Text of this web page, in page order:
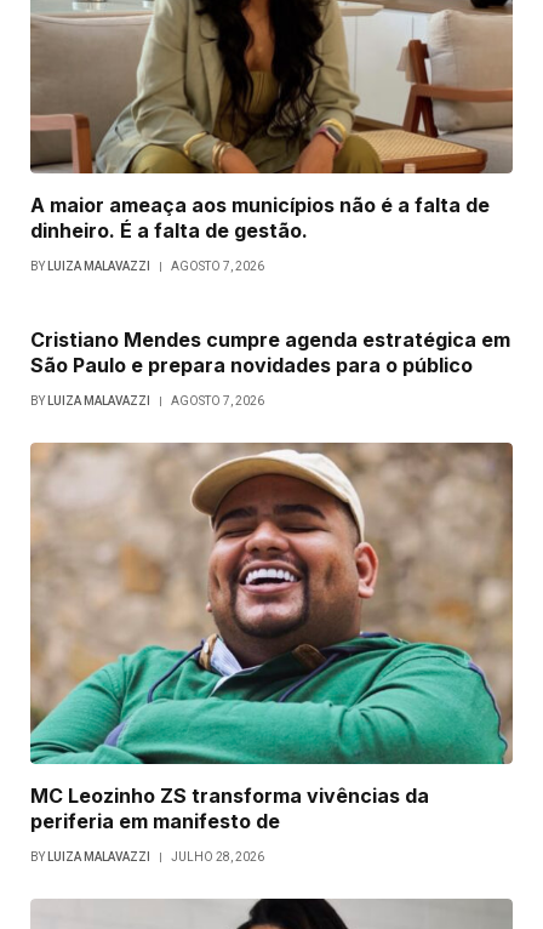
A maior ameaça aos municípios não é a falta de
dinheiro. É a falta de gestão.
BY LUIZA MALAVAZZI AGOSTO 7, 2026
Cristiano Mendes cumpre agenda estratégica em
São Paulo e prepara novidades para o público
BY LUIZA MALAVAZZI AGOSTO 7, 2026
MC Leozinho ZS transforma vivências da
periferia em manifesto de
BY LUIZA MALAVAZZI JULHO 28, 2026